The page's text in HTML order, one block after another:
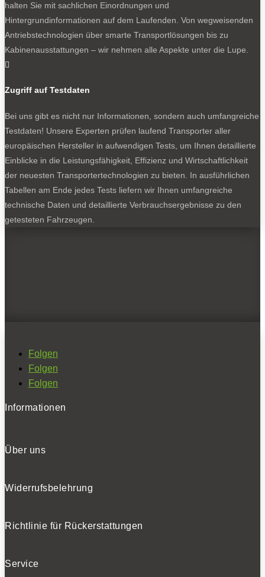
halten Sie mit sachlichen Einordnungen und
Hintergrundinformationen auf dem Laufenden. Von wegweisenden
Antriebstechnologien über smarte Transportlösungen bis zu
Kabinenausstattungen – wir nehmen alle Aspekte unter die Lupe.

Zugriff auf Testdaten
Bei uns gibt es nicht nur Informationen, sondern auch umfangreiche
Testdaten! Unsere Experten prüfen laufend Transporter aller
europäischen Hersteller in aufwendigen Tests, um Ihnen detaillierte
Einblicke in die Leistungsfähigkeit, Effizienz und Wirtschaftlichkeit
der neuesten Transportertechnologien zu bieten. In ausführlichen
Tabellen am Ende jedes Tests liefern wir Ihnen umfangreiche
technische Daten und detaillierte Verbrauchsergebnisse zu den
getesteten Fahrzeugen.
Folgen
Folgen
Folgen
Informationen
Über uns
Widerrufsbelehrung
Richtlinie für Rückerstattungen
Service